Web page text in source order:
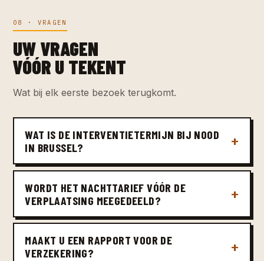
08 · VRAGEN
UW VRAGEN
VÓÓR U TEKENT
Wat bij elk eerste bezoek terugkomt.
WAT IS DE INTERVENTIETERMIJN BIJ NOOD
IN BRUSSEL?
WORDT HET NACHTTARIEF VÓÓR DE
VERPLAATSING MEEGEDEELD?
MAAKT U EEN RAPPORT VOOR DE
VERZEKERING?